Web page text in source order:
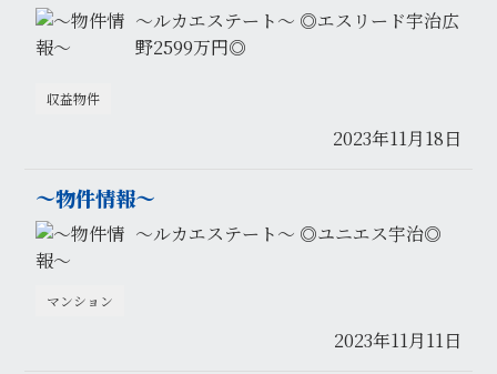
〜ルカエステート〜 ◎エスリード宇治広
野2599万円◎
収益物件
2023年11月18日
〜物件情報〜
〜ルカエステート〜 ◎ユニエス宇治◎
マンション
2023年11月11日